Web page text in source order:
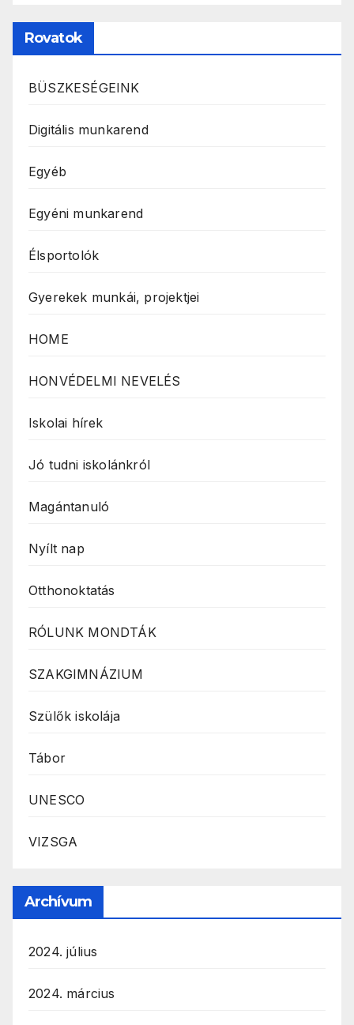
Rovatok
BÜSZKESÉGEINK
Digitális munkarend
Egyéb
Egyéni munkarend
Élsportolók
Gyerekek munkái, projektjei
HOME
HONVÉDELMI NEVELÉS
Iskolai hírek
Jó tudni iskolánkról
Magántanuló
Nyílt nap
Otthonoktatás
RÓLUNK MONDTÁK
SZAKGIMNÁZIUM
Szülők iskolája
Tábor
UNESCO
VIZSGA
Archívum
2024. július
2024. március